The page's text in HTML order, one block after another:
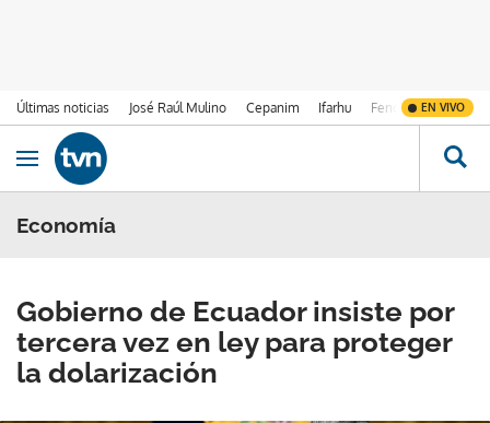
Últimas noticias José Raúl Mulino Cepanim Ifarhu Fenómeno de El
EN VIVO
Ir al contenido
Obrir navegació
Economía
Gobierno de Ecuador insiste por
tercera vez en ley para proteger
la dolarización